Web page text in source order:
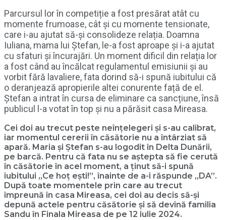
Parcursul lor în competiție a fost presărat atât cu
momente frumoase, cât și cu momente tensionate,
care i-au ajutat să-și consolideze relația. Doamna
Iuliana, mama lui Ștefan, le-a fost aproape și i-a ajutat
cu sfaturi și încurajări. Un moment dificil din relația lor
a fost când au încălcat regulamentul emisiunii și au
vorbit fără lavaliere, fata dorind să-i spună iubitului că
o deranjează apropierile altei conurente față de el.
Ștefan a intrat în cursa de eliminare ca sancțiune, însă
publicul l-a votat în top și nu a părăsit casa Mireasa.
Cei doi au trecut peste neînțelegeri și s-au calibrat,
iar momentul cererii în căsătorie nu a întârziat să
apară. Maria și Ștefan s-au logodit în Delta Dunării,
pe barcă. Pentru că fata nu se aștepta să fie cerută
în căsătorie în acel moment, a ținut să-i spună
iubitului „Ce hoț ești!”, înainte de a-i răspunde „DA”.
După toate momentele prin care au trecut
împreună în casa Mireasa, cei doi au decis să-și
depună actele pentru căsătorie și să devină familia
Sandu în Finala Mireasa de pe 12 iulie 2024.